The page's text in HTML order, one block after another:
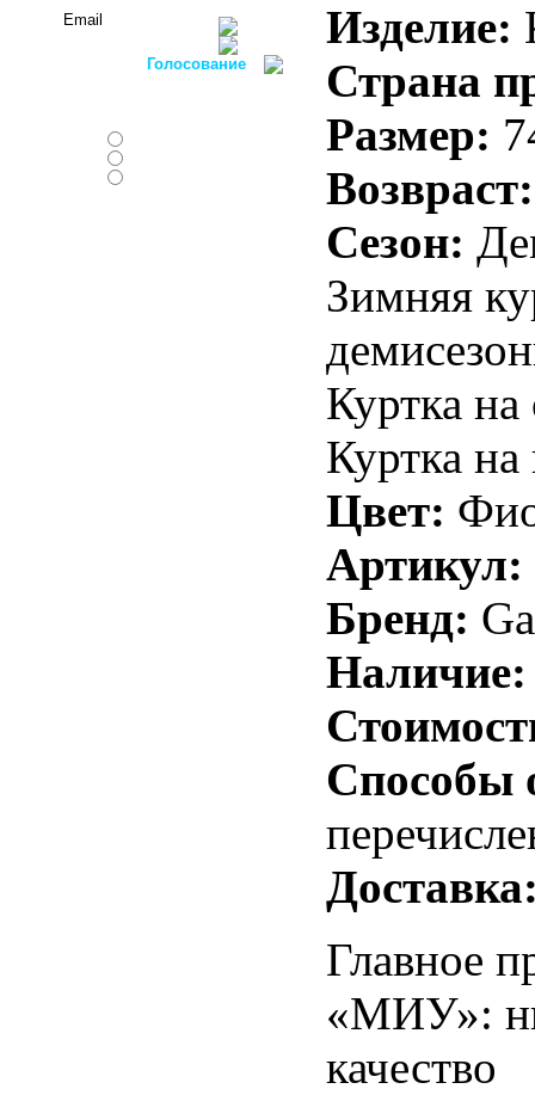
Голосование
Изделие:
Страна
Размер:
Возвраст:
Сезон:
Зимняя
Куртка
Куртка на
Цвет:
Артикул:
Бренд:
Наличие:
Способы
Главное
«МИУ»:
качество